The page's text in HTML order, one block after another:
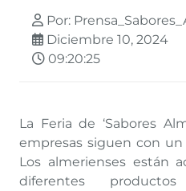
Por:
Diciembre 10, 2024
09:20:25
La Feria de ‘Sabores
empresas siguen con
Los almerienses están
diferentes